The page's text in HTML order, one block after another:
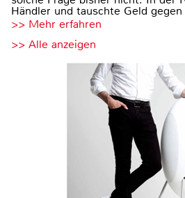
Händler und tauschte Geld gegen
>> Mehr erfahren
>> Alle anzeigen